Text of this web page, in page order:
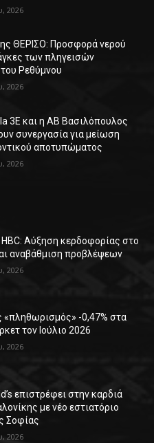
2026
ΘΕΡΙΣΟ: Προσφορά νερού
των πληγεισών
Ρεθύμνου
2026
3E και η ΑΒ Βασιλόπουλος
συνεργασία για μείωση
αποτυπώματος
2026
Αύξηση κερδοφορίας στο
αναβάθμιση προβλέψεων
2026
«πληθωρισμός» -0,47% στα
τον Ιούλιο 2026
2026
επιστρέφει στην καρδιά
με νέο εστιατόριο
Σοφίας
2026